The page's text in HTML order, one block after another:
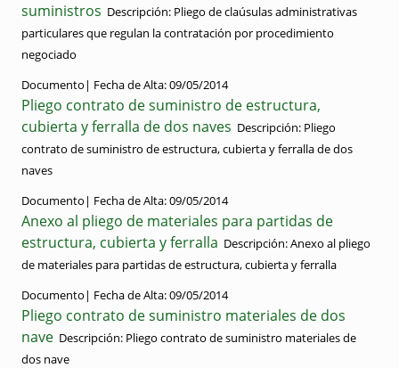
suministros Descripción: Pliego de claúsulas administrativas
particulares que regulan la contratación por procedimiento
negociado
Documento| Fecha de Alta:09/05/2014
Pliego contrato de suministro de estructura,
cubierta y ferralla de dos naves Descripción: Pliego
contrato de suministro de estructura, cubierta y ferralla de dos
naves
Documento| Fecha de Alta:09/05/2014
Anexo al pliego de materiales para partidas de
estructura, cubierta y ferralla Descripción:Anexo al pliego
de materiales para partidas de estructura, cubierta y ferralla
Documento| Fecha de Alta:09/05/2014
Pliego contrato de suministro materiales de dos
nave Descripción: Pliego contrato de suministro materiales de
dos nave